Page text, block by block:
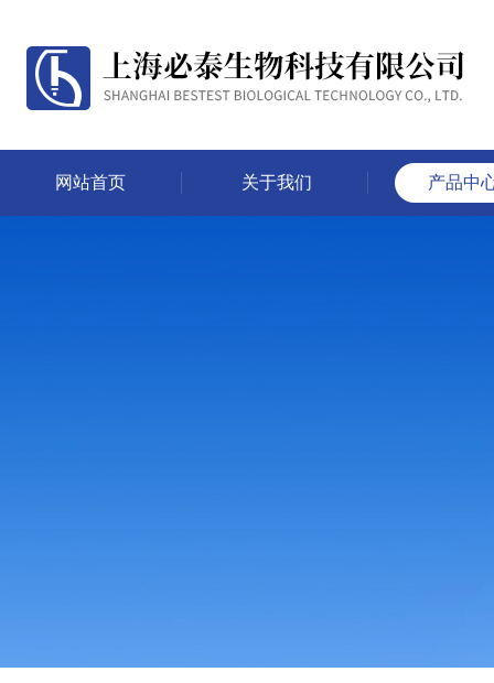
网站首页 关于我们 产品中